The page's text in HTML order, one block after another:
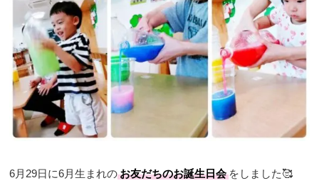
6月29日に6月生まれのお友だちのお誕生日会 をしました🥰